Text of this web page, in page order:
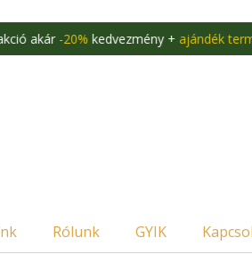
-20%kedvezmény +ajándék termékek
Rólunk GYIK